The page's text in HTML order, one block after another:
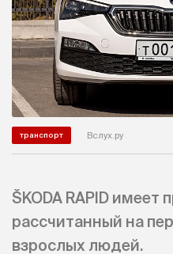
транспорт Вслух.ру
ŠKODA RAPID имеет
рассчитанный на
взрослых людей.